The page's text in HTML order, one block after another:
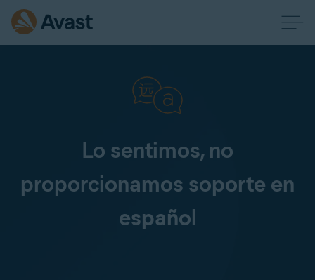
Lo sentimos, no
proporcionamos soporte en
español